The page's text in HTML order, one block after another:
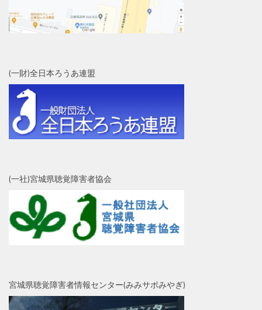
(一財)全日本ろうあ連盟
(一社)宮城県聴覚障害者協会
宮城県聴覚障害者情報センター(みみサポみやぎ)